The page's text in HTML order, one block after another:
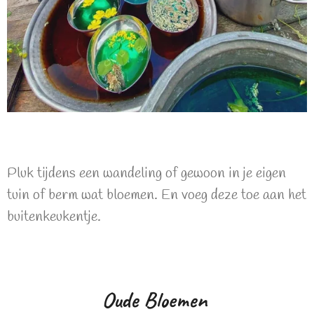
Pluk tijdens een wandeling of gewoon in je eigen
tuin of berm wat bloemen. En voeg deze toe aan het
buitenkeukentje.
Oude Bloemen